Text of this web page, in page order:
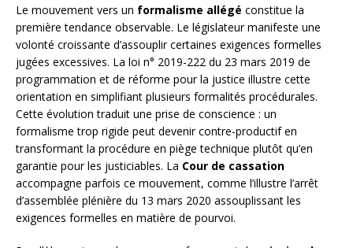
Le mouvement vers un formalisme allégé constitue la
première tendance observable. Le législateur manifeste une
volonté croissante d’assouplir certaines exigences formelles
jugées excessives. La loi n° 2019-222 du 23 mars 2019 de
programmation et de réforme pour la justice illustre cette
orientation en simplifiant plusieurs formalités procédurales.
Cette évolution traduit une prise de conscience : un
formalisme trop rigide peut devenir contre-productif en
transformant la procédure en piège technique plutôt qu’en
garantie pour les justiciables. La Cour de cassation
accompagne parfois ce mouvement, comme l’illustre l’arrêt
d’assemblée plénière du 13 mars 2020 assouplissant les
exigences formelles en matière de pourvoi.